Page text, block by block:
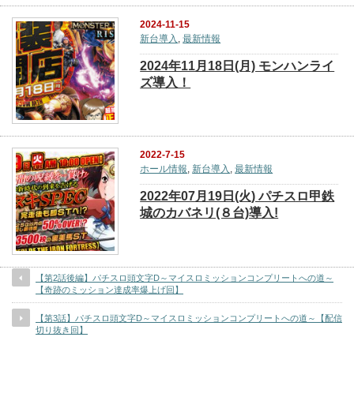
2024-11-15
新台導入 ,最新情報
2024年11月18日(月) モンハンライ
ズ導入！
2022-7-15
ホール情報, 新台導入 ,最新情報
2022年07月19日(火) パチスロ甲鉄
城のカバネリ(８台)導入!
【第2話後編】パチスロ頭文字D～マイスロミッションコンプリートへの道～
【奇跡のミッション達成率爆上げ回】
【第3話】パチスロ頭文字D～マイスロミッションコンプリートへの道～【配信
切り抜き回】